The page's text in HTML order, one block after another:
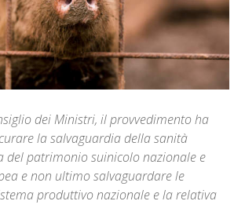
dei Ministri, il provvedimento ha
la salvaguardia della sanità
del patrimonio suinicolo nazionale e
e non ultimo salvaguardare le
produttivo nazionale e la relativa